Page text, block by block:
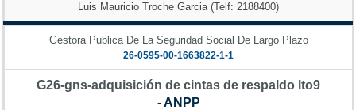
Luis Mauricio Troche Garcia (Telf: 2188400)
Gestora Publica De La Seguridad Social De Largo Plazo
26-0595-00-1663822-1-1
G26-gns-adquisición de cintas de respaldo lto9
- ANPP